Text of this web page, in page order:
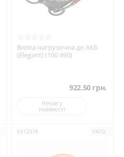
Вилка нагрузочна до АКБ
(Elegant) (100 490)
922.50 грн.
Немає у
наявності
0312078 YATO